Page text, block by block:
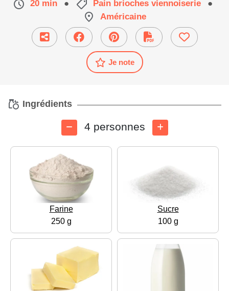
20 min ● Pain brioches viennoiserie
●
Américaine
Je note
Ingrédients
4 personnes
Farine
250 g
Sucre
100 g